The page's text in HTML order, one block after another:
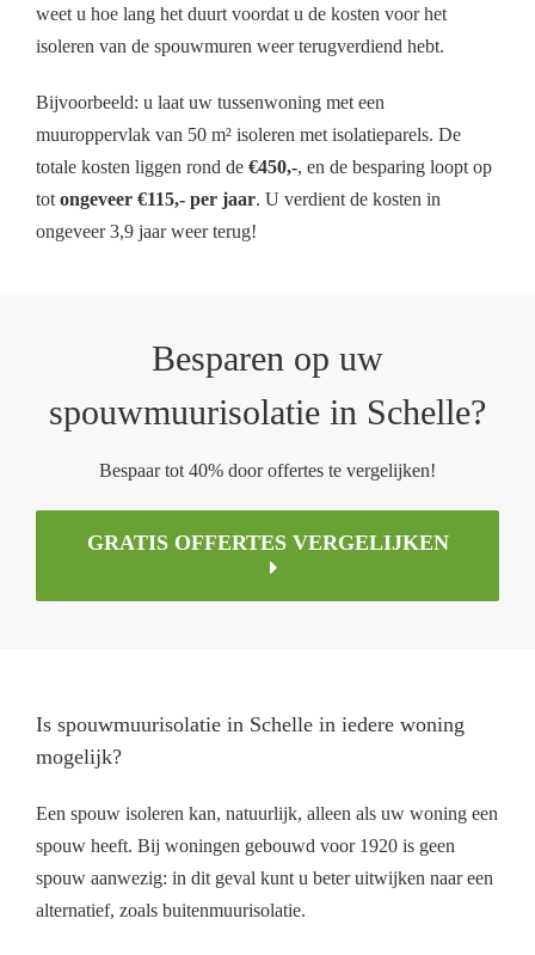
weet u hoe lang het duurt voordat u de kosten voor het
isoleren van de spouwmuren weer terugverdiend hebt.
Bijvoorbeeld: u laat uw tussenwoning met een
muuroppervlak van 50 m² isoleren met isolatieparels. De
totale kosten liggen rond de €450,-, en de besparing loopt op
totongeveer €115,- per jaar. U verdient de kosten in
ongeveer 3,9 jaar weer terug!
Besparen op uw
spouwmuurisolatie in Schelle?
Bespaar tot 40% door offertes te vergelijken!
GRATIS OFFERTES VERGELIJKEN
Is spouwmuurisolatie in Schelle in iedere woning
mogelijk?
Een spouw isoleren kan, natuurlijk, alleen als uw woning een
spouw heeft. Bij woningen gebouwd voor 1920 is geen
spouw aanwezig: in dit geval kunt u beter uitwijken naar een
alternatief, zoals buitenmuurisolatie.